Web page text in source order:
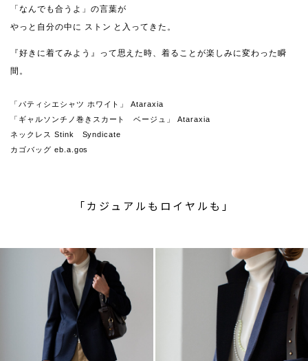
「なんでも合うよ」の言葉が
やっと自分の中に ストン と入ってきた。
『好きに着てみよう』って思えた時、着ることが楽しみに変わった瞬
間。
「パティシエシャツ ホワイト」 Ataraxia
「ギャルソンチノ巻きスカート ベージュ」 Ataraxia
ネックレス Stink Syndicate
カゴバッグ eb.a.gos
「カジュアルもロイヤルも」